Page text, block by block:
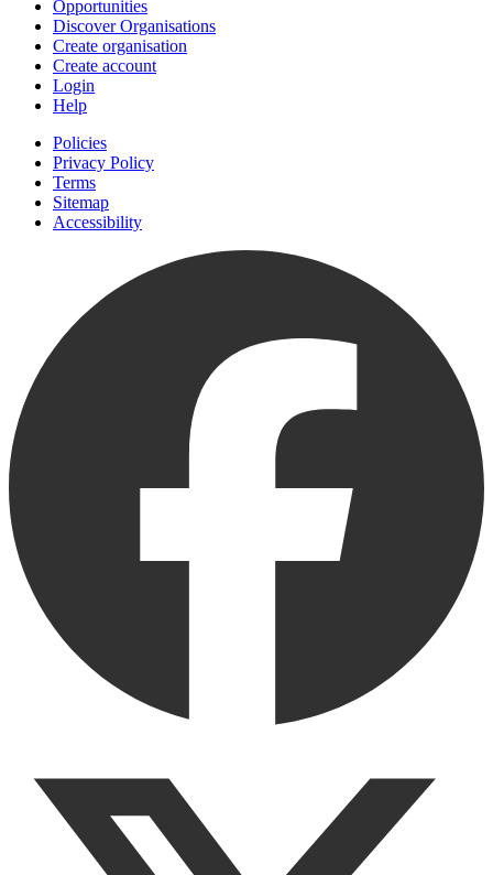
Opportunities
Discover Organisations
Create organisation
Create account
Login
Help
Policies
Privacy Policy
Terms
Sitemap
Accessibility